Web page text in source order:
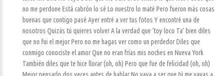
no me perdone Está cabrón lo sé Lo nuestro lo maté Pero fueron más cosas
buenas que contigo pasé Ayer entré a ver tus fotos Y encontré una de
nosotros Quizás tú quieres volver A la verdad que ‘toy loco Ta’ bien diles
que no fui el mejor Pero no me hagas ver como un perdedor Diles que
conmigo conociste el amor Que no eran frías mis noches en Nueva York
También diles que te hice llorar (oh, oh) Pero que fue de felicidad (oh, oh)